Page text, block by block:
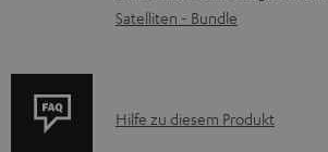
e
m
Satelliten - Bundle
P
Hilfe zu diesem Produkt